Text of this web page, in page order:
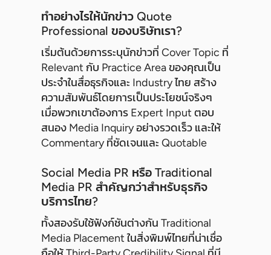
ทำอย่างไรให้นักข่าว Quote
Professional ของบริษัทเรา?
เริ่มต้นด้วยการระบุนักข่าวที่ Cover Topic ที่
Relevant กับ Practice Area ของคุณเป็น
ประจำในสื่อธุรกิจและ Industry ไทย สร้าง
ความสัมพันธ์โดยการเป็นประโยชน์จริงๆ
เมื่อพวกเขาต้องการ Expert Input ตอบ
สนอง Media Inquiry อย่างรวดเร็ว และให้
Commentary ที่ชัดเจนและ Quotable
Social Media PR หรือ Traditional
Media PR สำคัญกว่าสำหรับธุรกิจ
บริการไทย?
ทั้งสองรับใช้ฟังก์ชันต่างกัน Traditional
Media Placement ในสิ่งพิมพ์ไทยที่น่าเชื่อ